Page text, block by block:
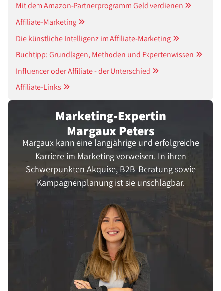
Mit dem Amazon-Partnerprogramm Geld verdienen
Affiliate-Marketing
Die künstliche Intelligenz im Affiliate-Marketing
Buchtipp: Grundlagen, Methoden und Expertenwissen
Influencer oder Affiliate - der Unterschied
Affiliate-Links
Marketing-Expertin
Margaux Peters
Margaux kann eine langjährige und erfolgreiche
Karriere im Marketing vorweisen. In ihren
Schwerpunkten Akquise, B2B-Beratung sowie
Kampagnenplanung ist sie unschlagbar.